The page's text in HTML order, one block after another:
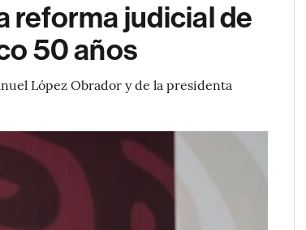
reforma judicial de
50 años
López Obrador y de la presidenta